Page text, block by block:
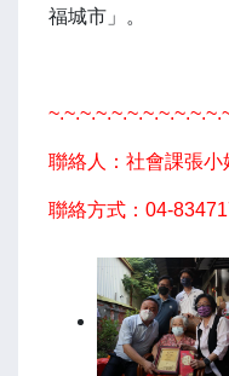
福城市」。
聯絡人：社會課張小
聯絡方式：04-